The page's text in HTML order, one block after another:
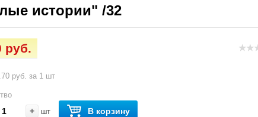
истории" /32
руб.
руб. за 1 шт
+ шт В корзину